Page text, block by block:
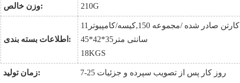
وزن خالص: 210G
اطلاعات بسته بندی:
11 کامپیوتر/کیسه, مجموعه 150 / کارتن صادر شده
45*42*35 سانتی متر
18KGS
زمان تولید: 7-25 روز کار پس از تصویب سپرده و جزئیات